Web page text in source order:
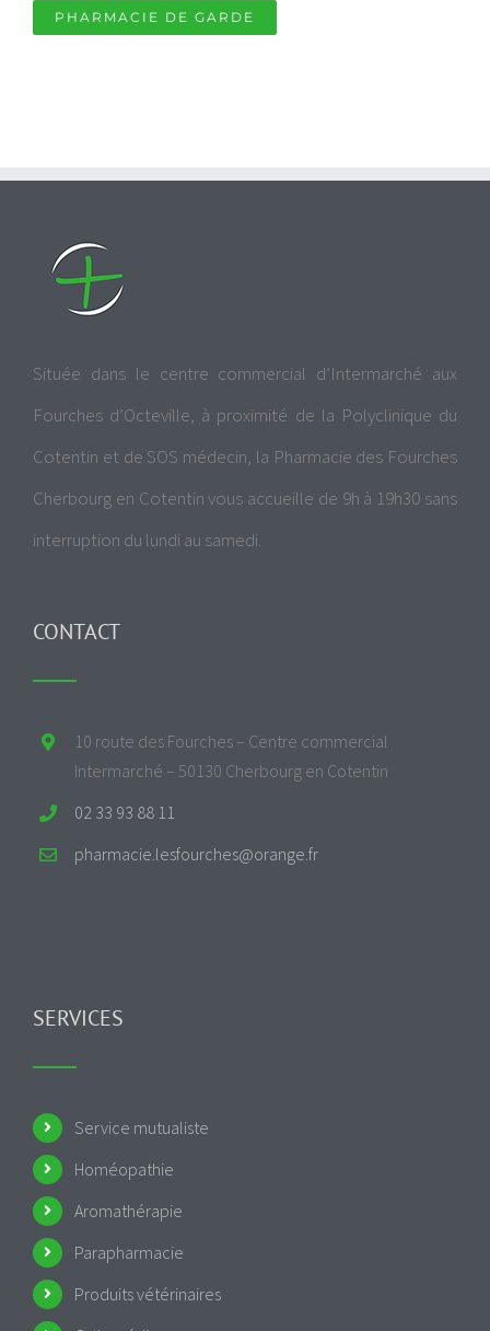
PHARMACIE DE GARDE
Située dans le centre commercial d’Intermarché aux
Fourches d’Octeville, à proximité de la Polyclinique du
Cotentin et de SOS médecin, la Pharmacie des Fourches
Cherbourg en Cotentin vous accueille de 9h à 19h30 sans
interruption du lundi au samedi.
CONTACT
10 route des Fourches – Centre commercial
Intermarché – 50130 Cherbourg en Cotentin
02 33 93 88 11
pharmacie.lesfourches@orange.fr
SERVICES
Service mutualiste
Homéopathie
Aromathérapie
Parapharmacie
Produits vétérinaires